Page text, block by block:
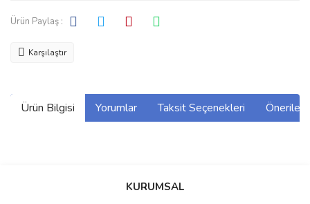
Ürün Paylaş :
Karşılaştır
Ürün Bilgisi Yorumlar Taksit Seçenekleri
Bu ürüne ilk yorumu siz yapın!
KURUMSAL